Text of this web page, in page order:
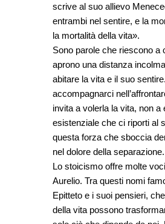
scrive al suo allievo
entrambi nel sentire, e la
la mortalità della vita».
Sono parole che riescono a
aprono una distanza
abitare la vita e il suo
accompagnarci
invita a volerla la vita, non
esistenziale che ci riporti al
questa forza che sboccia
nel dolore della separazione.
Lo stoicismo offre molte
Aurelio. Tra questi nomi
Epitteto e i suoi pensieri,
della vita possono